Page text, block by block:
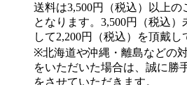
送料は3,500円（税込）以上
となります。3,500円（税込
して2,200円（税込）を頂戴し
※北海道や沖縄・離島などの
をいただいた場合は、誠に勝
をさせていただきます。